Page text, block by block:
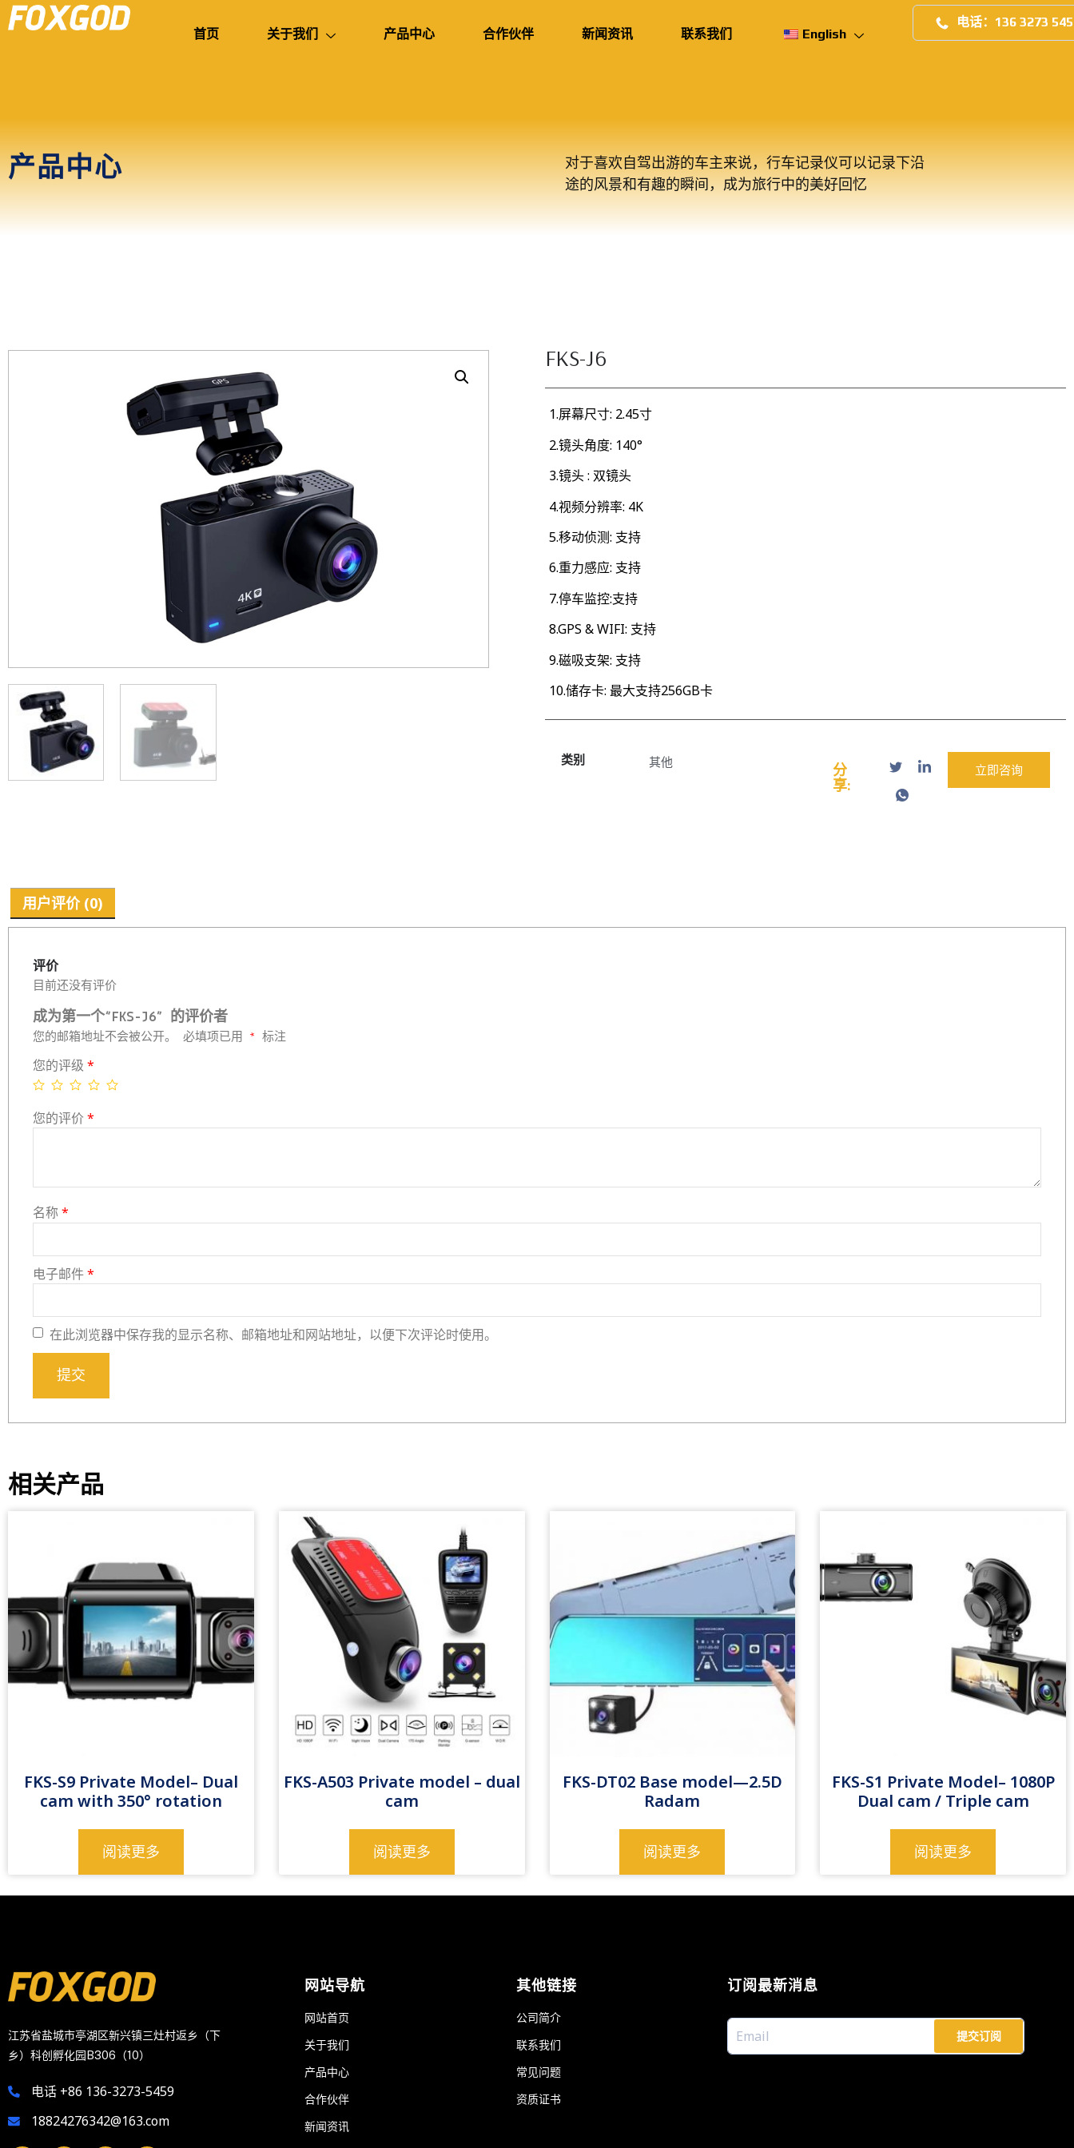
首页 关于我们 产品中心 合作伙伴 新闻资讯 联系我们 English
电话：136 3273
产品中心
对于喜欢自驾出游的车主来说，行车记录仪可以记录下沿
途的风景和有趣的瞬间，成为旅行中的美好回忆
FKS-J6
1.屏幕尺寸: 2.45寸
2.镜头角度: 140°
3.镜头 : 双镜头
4.视频分辨率: 4K
5.移动侦测: 支持
6.重力感应: 支持
7.停车监控:支持
8.GPS & WIFI: 支持
9.磁吸支架: 支持
10.储存卡: 最大支持256GB卡
类别 其他
分
享:
立即咨询
用户评价 (0)
评价
目前还没有评价
成为第一个“FKS-J6” 的评价者
您的邮箱地址不会被公开。 必填项已用 * 标注
您的评级 *
您的评价 *
名称 *
电子邮件*
在此浏览器中保存我的显示名称、邮箱地址和网站地址，以便下次评论时使用。
相关产品
FKS-S9 Private Model– Dual
cam with 350° rotation
阅读更多
FKS-A503 Private model – dual
cam
阅读更多
FKS-DT02 Base model—2.5D
Radam
阅读更多
FKS-S1 Private Model– 1080P
Dual cam / Triple cam
阅读更多
江苏省盐城市亭湖区新兴镇三灶村返乡（下
乡）科创孵化园B306（10）
电话 +86 136-3273-5459
18824276342@163.com
网站导航
网站首页
关于我们
产品中心
合作伙伴
新闻资讯
其他链接
公司简介
联系我们
常见问题
资质证书
订阅最新消息
提交订阅